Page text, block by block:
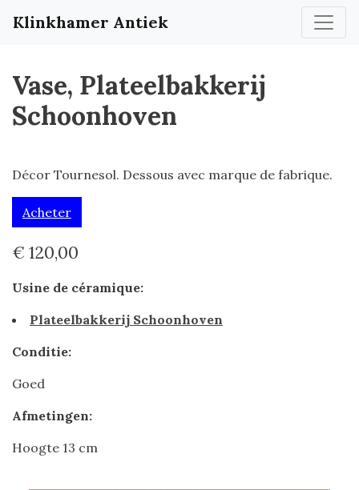
Klinkhamer Antiek
Vase, Plateelbakkerij
Schoonhoven
Décor Tournesol. Dessous avec marque de fabrique.
Acheter
€ 120,00
Usine de céramique:
Plateelbakkerij Schoonhoven
Conditie:
Goed
Afmetingen:
Hoogte 13 cm